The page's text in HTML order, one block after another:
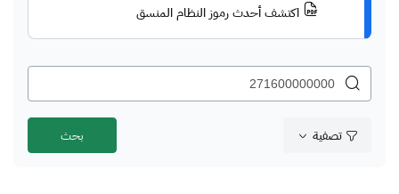
اكتشف أحدث رموز النظام المنسق
تصفية